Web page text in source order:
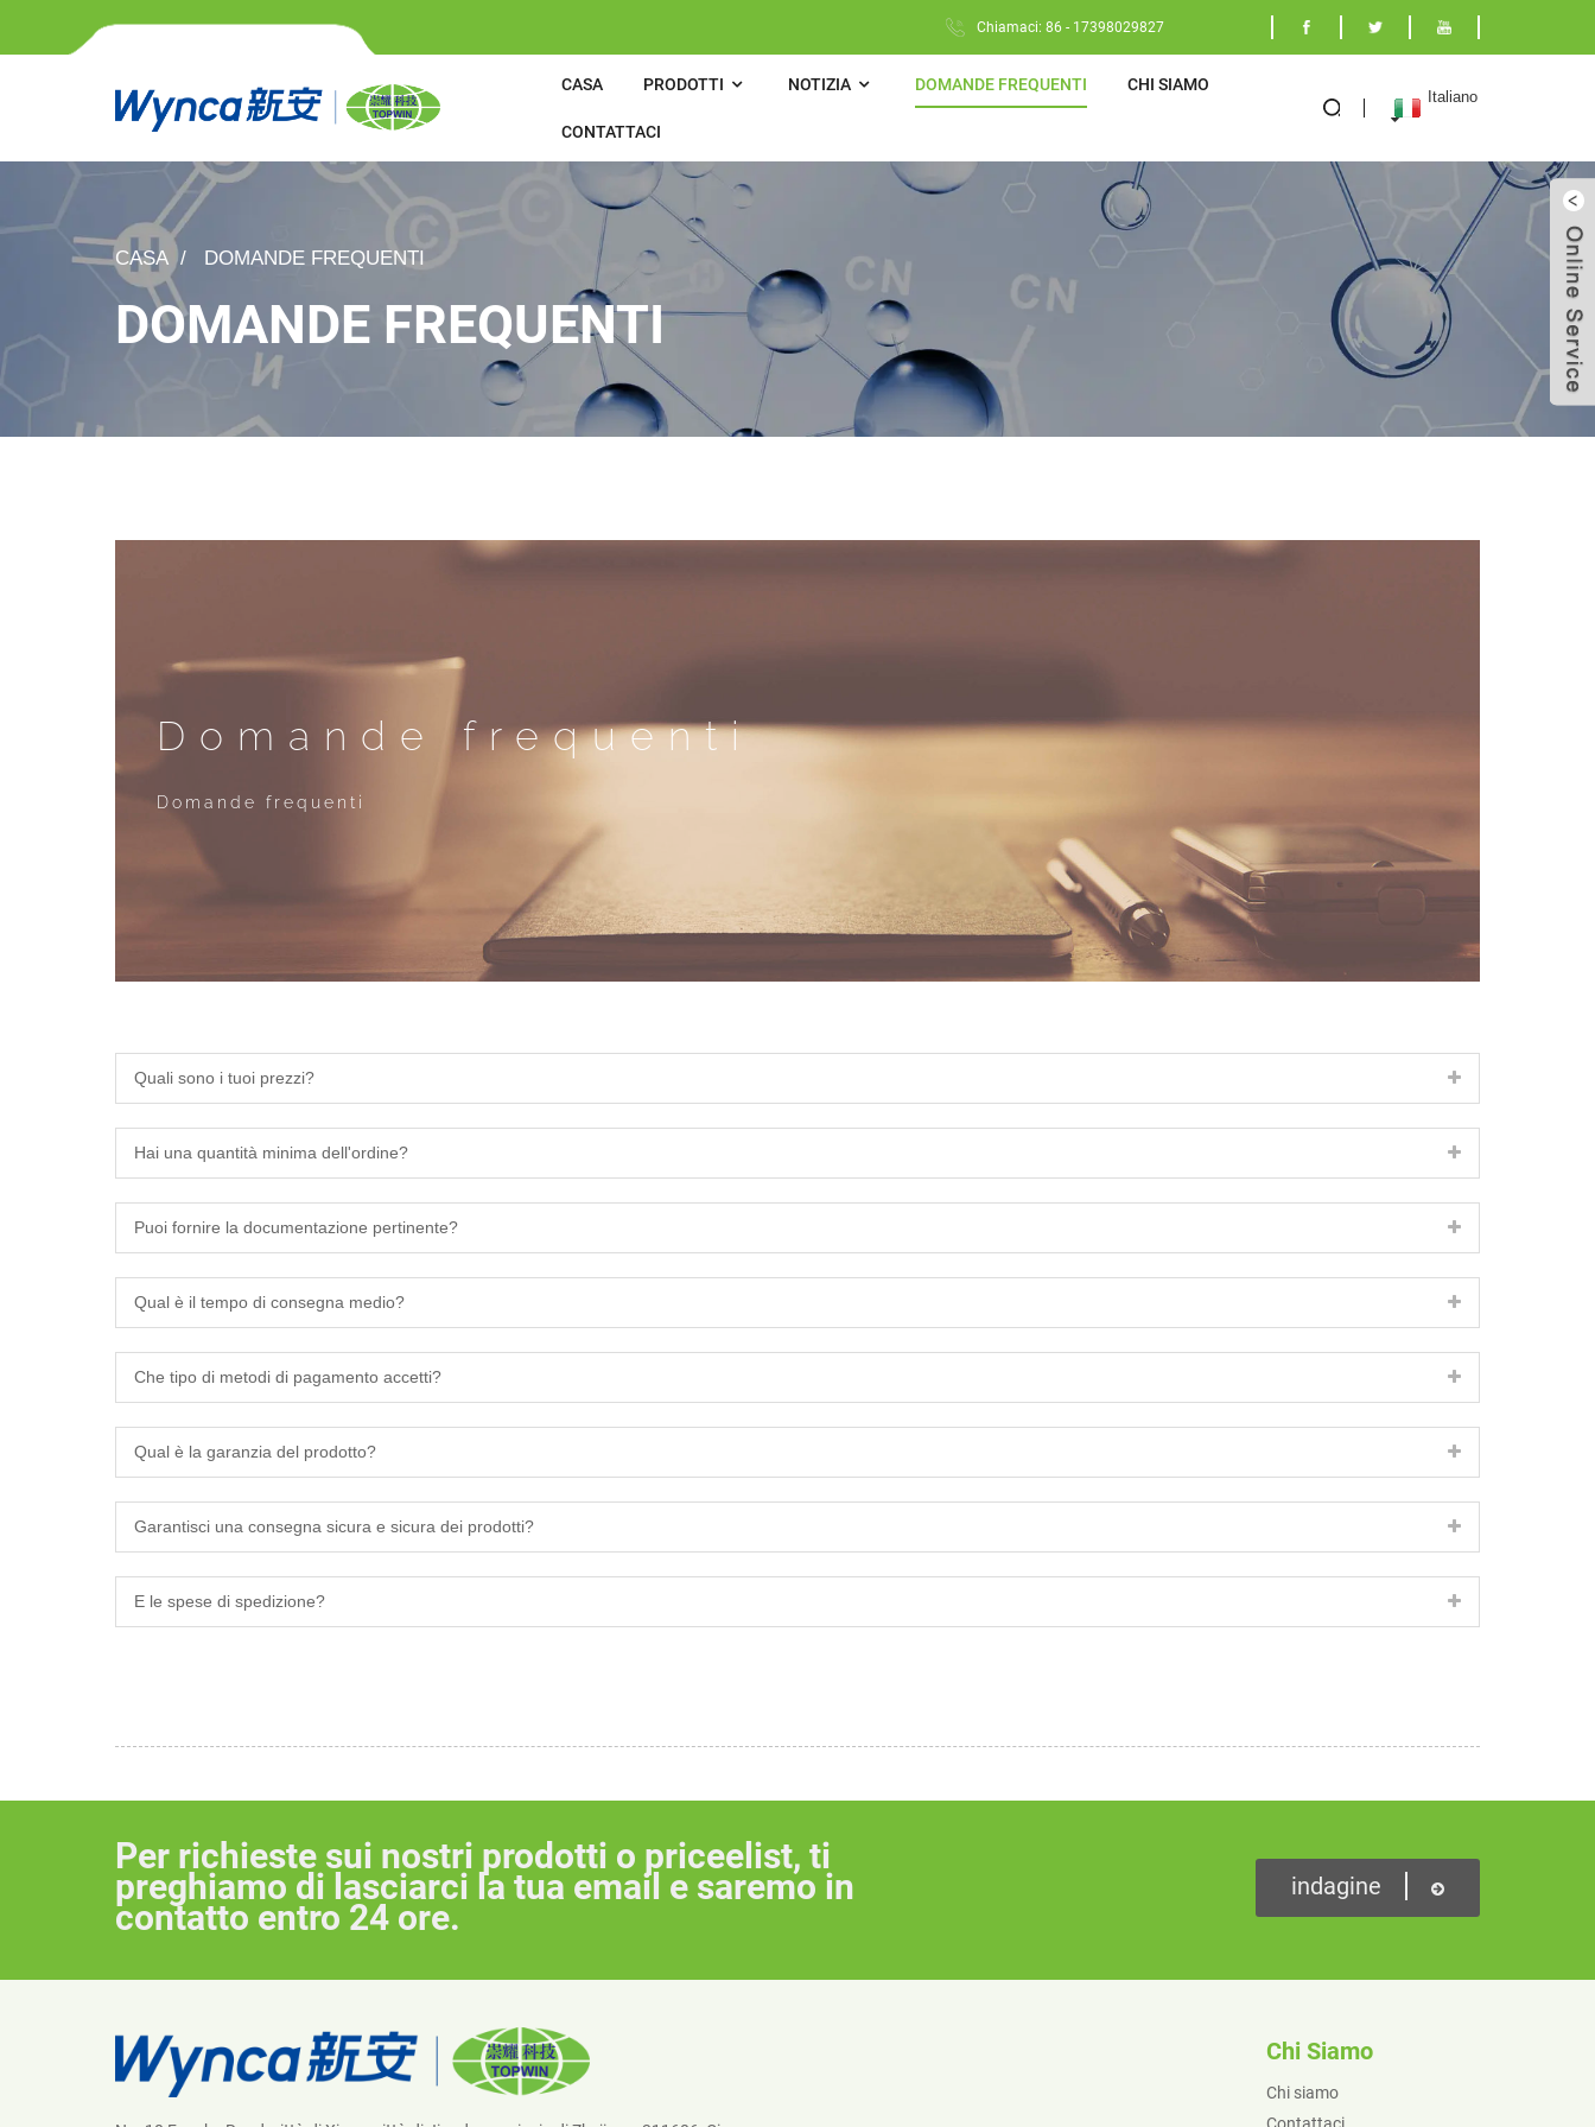
Chiamaci: 86 - 17398029827
CASA PRODOTTI NOTIZIA DOMANDE FREQUENTI CHI SIAMO
CONTATTACI
Italiano
CASA DOMANDE FREQUENTI
DOMANDE FREQUENTI
Domande frequenti
Domande frequenti
Quali sono i tuoi prezzi?
Hai una quantità minima dell'ordine?
Puoi fornire la documentazione pertinente?
Qual è il tempo di consegna medio?
Che tipo di metodi di pagamento accetti?
Qual è la garanzia del prodotto?
Garantisci una consegna sicura e sicura dei prodotti?
E le spese di spedizione?
Per richieste sui nostri prodotti o priceelist, ti
preghiamo di lasciarci la tua email e saremo in
contatto entro 24 ore.
indagine
Chi Siamo
Chi siamo